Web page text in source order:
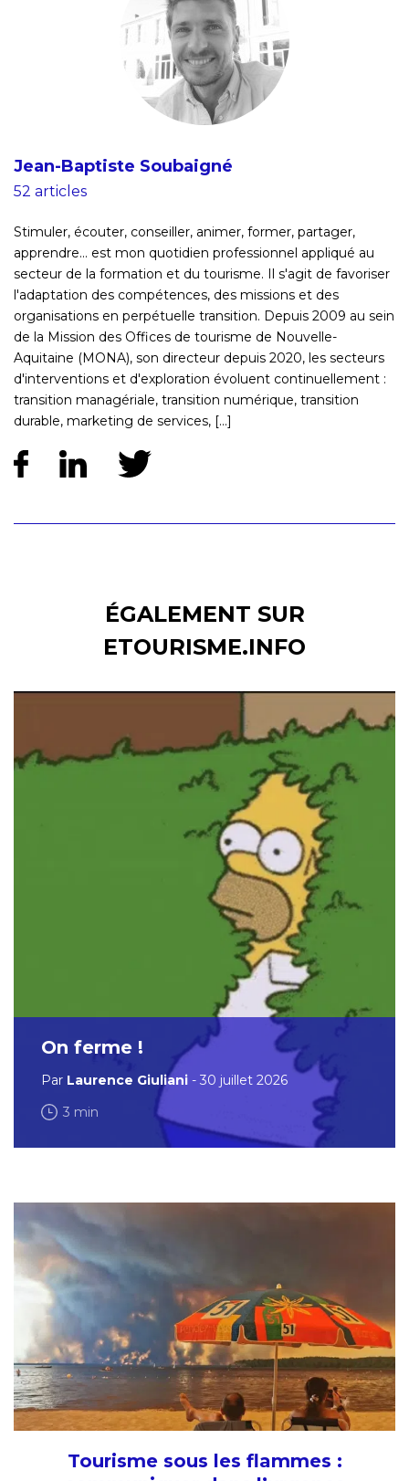
Jean-Baptiste Soubaigné
52 articles
Stimuler, écouter, conseiller, animer, former, partager,
apprendre... est mon quotidien professionnel appliqué au
secteur de la formation et du tourisme. Il s'agit de favoriser
l'adaptation des compétences, des missions et des
organisations en perpétuelle transition. Depuis 2009 au sein
de la Mission des Offices de tourisme de Nouvelle-
Aquitaine (MONA), son directeur depuis 2020, les secteurs
d'interventions et d'exploration évoluent continuellement :
transition managériale, transition numérique, transition
durable, marketing de services, [...]
ÉGALEMENT SUR
ETOURISME.INFO
On ferme !
Par Laurence Giuliani - 30 juillet 2026
3 min
Tourisme sous les flammes :